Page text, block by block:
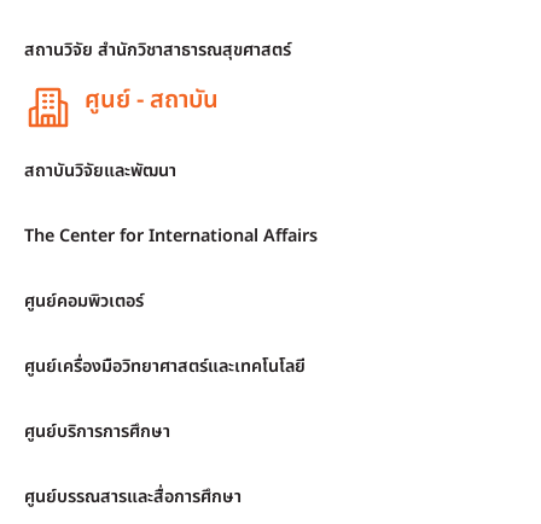
สถานวิจัย สำนักวิชาสาธารณสุขศาสตร์
ศูนย์ - สถาบัน
สถาบันวิจัยและพัฒนา
The Center for International Affairs
ศูนย์คอมพิวเตอร์
ศูนย์เครื่องมือวิทยาศาสตร์และเทคโนโลยี
ศูนย์บริการการศึกษา
ศูนย์บรรณสารและสื่อการศึกษา